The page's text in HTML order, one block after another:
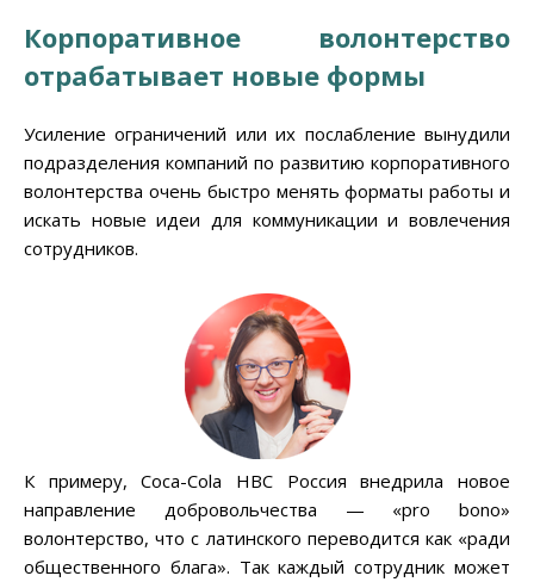
Корпоративное волонтерство
отрабатывает новые формы
Усиление ограничений или их послабление вынудили
подразделения компаний по развитию корпоративного
волонтерства очень быстро менять форматы работы и
искать новые идеи для коммуникации и вовлечения
сотрудников.
К примеру, Coca-Cola HBC Россия внедрила новое
направление добровольчества — «pro bono»
волонтерство, что с латинского переводится как «ради
общественного блага». Так каждый сотрудник может